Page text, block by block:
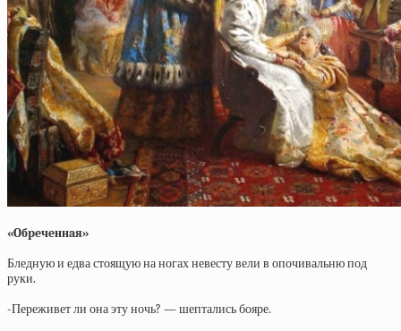
«Oбpeчeннaя»
Бледную и едва стоящую на ногах невесту вели в опочивальню под
руки.
-Переживет ли она эту ночь? — шептались бояре.